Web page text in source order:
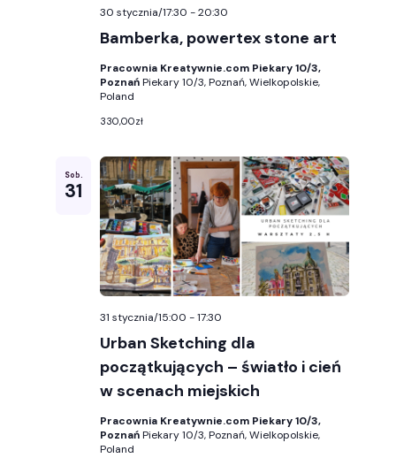
Bamberka, powertex stone art
30 stycznia/17:30 -20:30
Pracownia Kreatywnie.com Piekary 10/3,
PoznańPiekary 10/3, Poznań, Wielkopolskie,
Poland
330,00zł
Sob.
31
Urban Sketching dla
początkujących – światło i cień
w scenach miejskich
31 stycznia/15:00 -17:30
Pracownia Kreatywnie.com Piekary 10/3,
PoznańPiekary 10/3, Poznań, Wielkopolskie,
Poland